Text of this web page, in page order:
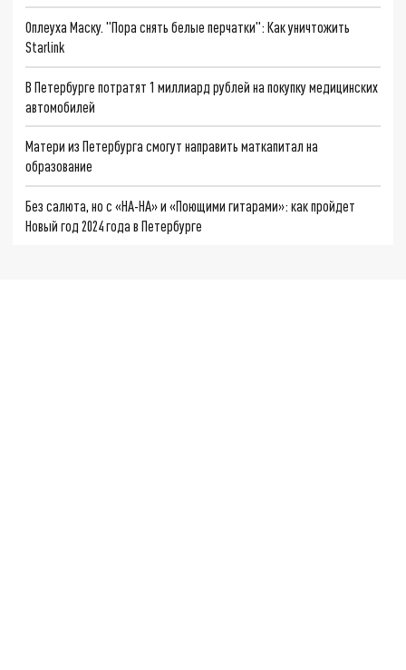
Оплеуха Маску. "Пора снять белые перчатки": Как уничтожить
Starlink
В Петербурге потратят 1 миллиард рублей на покупку медицинских
автомобилей
Матери из Петербурга смогут направить маткапитал на
образование
Без салюта, но с «НА-НА» и «Поющими гитарами»: как пройдет
Новый год 2024 года в Петербурге